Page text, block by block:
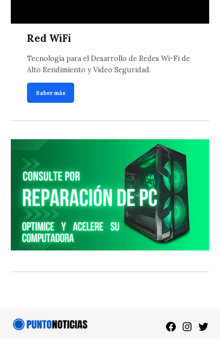
Red WiFi
Tecnología para el Desarrollo de Redes Wi-Fi de
Alto Rendimiento y Video Seguridad.
Saber más
Facebook